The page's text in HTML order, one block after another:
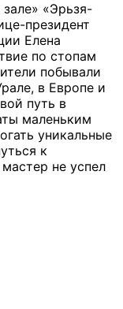
«Эрьзя-
президент
Елена
по стопам
побывали
в Европе и
путь в
маленьким
уникальные
к
не успел